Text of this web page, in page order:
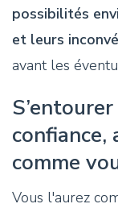
possibilités
et leurs
avant les
confiance,
comme
Vous l'aurez